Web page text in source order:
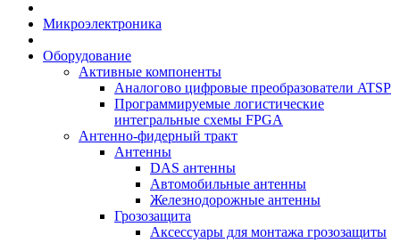
Микроэлектроника
Оборудование
Активные компоненты
Аналогово цифровые преобразователи ATSP
Программируемые логистические
интегральные схемы FPGA
Антенно-фидерный тракт
Антенны
DAS антенны
Автомобильные антенны
Железнодорожные антенны
Грозозащита
Аксессуары для монтажа грозозащиты